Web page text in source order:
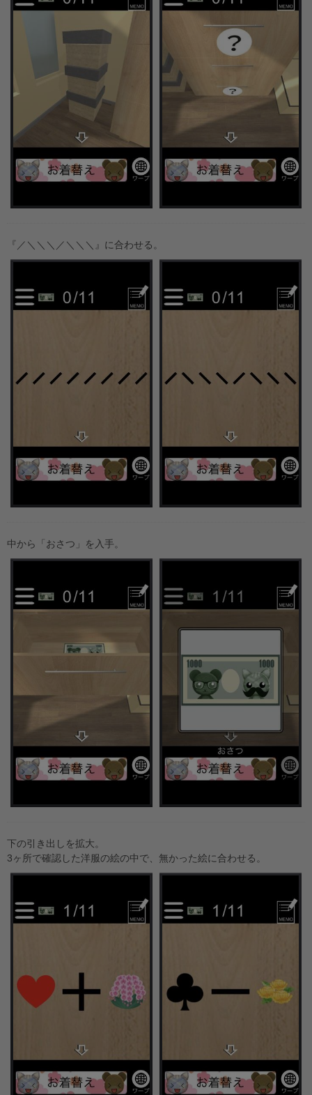
『／＼＼＼／＼＼＼』に合わせる。
中から「おさつ」を入手。
下の引き出しを拡大。
3ヶ所で確認した洋服の絵の中で、無かった絵に合わせる。